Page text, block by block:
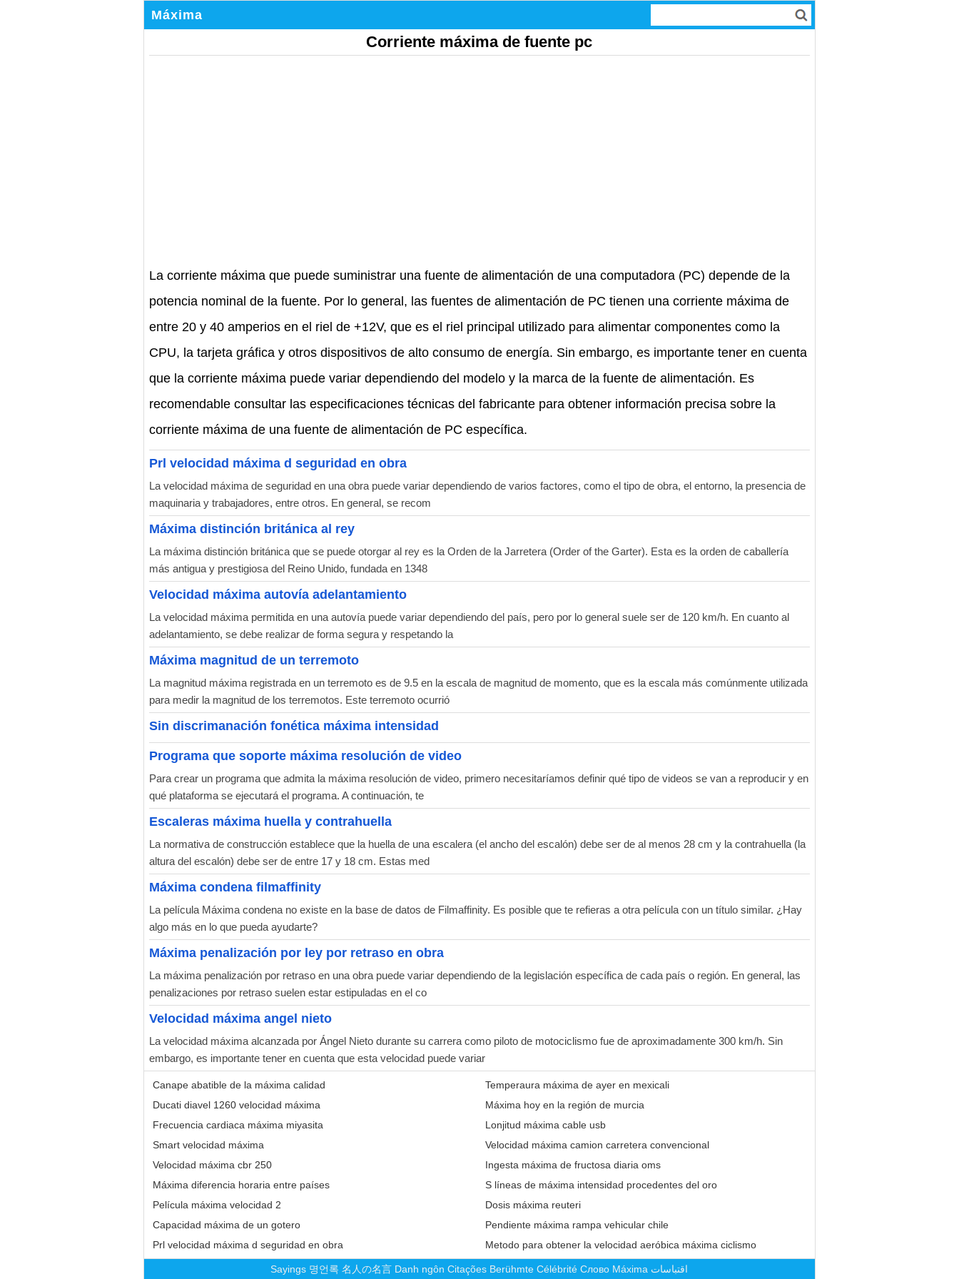
Máxima
Corriente máxima de fuente pc
La corriente máxima que puede suministrar una fuente de alimentación de una computadora (PC) depende de la
potencia nominal de la fuente. Por lo general, las fuentes de alimentación de PC tienen una corriente máxima de
entre 20 y 40 amperios en el riel de +12V, que es el riel principal utilizado para alimentar componentes como la
CPU, la tarjeta gráfica y otros dispositivos de alto consumo de energía. Sin embargo, es importante tener en cuenta
que la corriente máxima puede variar dependiendo del modelo y la marca de la fuente de alimentación. Es
recomendable consultar las especificaciones técnicas del fabricante para obtener información precisa sobre la
corriente máxima de una fuente de alimentación de PC específica.
Prl velocidad máxima d seguridad en obra
La velocidad máxima de seguridad en una obra puede variar dependiendo de varios factores, como el tipo de obra, el entorno, la presencia de
maquinaria y trabajadores, entre otros. En general, se recom
Máxima distinción británica al rey
La máxima distinción británica que se puede otorgar al rey es la Orden de la Jarretera (Order of the Garter). Esta es la orden de caballería
más antigua y prestigiosa del Reino Unido, fundada en 1348
Velocidad máxima autovía adelantamiento
La velocidad máxima permitida en una autovía puede variar dependiendo del país, pero por lo general suele ser de 120 km/h. En cuanto al
adelantamiento, se debe realizar de forma segura y respetando la
Máxima magnitud de un terremoto
La magnitud máxima registrada en un terremoto es de 9.5 en la escala de magnitud de momento, que es la escala más comúnmente utilizada
para medir la magnitud de los terremotos. Este terremoto ocurrió
Sin discrimanación fonética máxima intensidad
Programa que soporte máxima resolución de video
Para crear un programa que admita la máxima resolución de video, primero necesitaríamos definir qué tipo de videos se van a reproducir y en
qué plataforma se ejecutará el programa. A continuación, te
Escaleras máxima huella y contrahuella
La normativa de construcción establece que la huella de una escalera (el ancho del escalón) debe ser de al menos 28 cm y la contrahuella (la
altura del escalón) debe ser de entre 17 y 18 cm. Estas med
Máxima condena filmaffinity
La película Máxima condena no existe en la base de datos de Filmaffinity. Es posible que te refieras a otra película con un título similar. ¿Hay
algo más en lo que pueda ayudarte?
Máxima penalización por ley por retraso en obra
La máxima penalización por retraso en una obra puede variar dependiendo de la legislación específica de cada país o región. En general, las
penalizaciones por retraso suelen estar estipuladas en el co
Velocidad máxima angel nieto
La velocidad máxima alcanzada por Ángel Nieto durante su carrera como piloto de motociclismo fue de aproximadamente 300 km/h. Sin
embargo, es importante tener en cuenta que esta velocidad puede variar
Canape abatible de la máxima calidad
Ducati diavel 1260 velocidad máxima
Frecuencia cardiaca máxima miyasita
Smart velocidad máxima
Velocidad máxima cbr 250
Máxima diferencia horaria entre países
Película máxima velocidad 2
Capacidad máxima de un gotero
Prl velocidad máxima d seguridad en obra
Temperaura máxima de ayer en mexicali
Máxima hoy en la región de murcia
Lonjitud máxima cable usb
Velocidad máxima camion carretera convencional
Ingesta máxima de fructosa diaria oms
S líneas de máxima intensidad procedentes del oro
Dosis máxima reuteri
Pendiente máxima rampa vehicular chile
Metodo para obtener la velocidad aeróbica máxima ciclismo
Sayings 명언록 名人の名言 Danh ngôn Citações Berühmte Célébrité Слово Máxima اقتباسات